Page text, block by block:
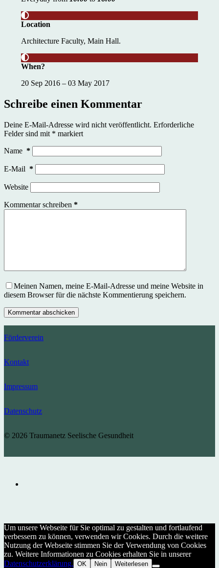
Location
Architecture Faculty, Main Hall.
When?
20 Sep 2016 – 03 May 2017
Schreibe einen Kommentar
Deine E-Mail-Adresse wird nicht veröffentlicht. Erforderliche
Felder sind mit * markiert
Name *
E-Mail *
Website
Kommentar schreiben *
Meinen Namen, meine E-Mail-Adresse und meine Website in
diesem Browser für die nächste Kommentierung speichern.
Kommentar abschicken
Förderverein
Kontakt
Impressum
Datenschutz
© 2026 Traumanetz Seelische Gesundheit
Um unsere Webseite für Sie optimal zu gestalten und fortlaufend
verbessern zu können, verwenden wir Cookies. Durch die weitere
Nutzung der Webseite stimmen Sie der Verwendung von Cookies
zu. Weitere Informationen zu Cookies erhalten Sie in unserer
Datenschutzerklärung. OK Nein Weiterlesen